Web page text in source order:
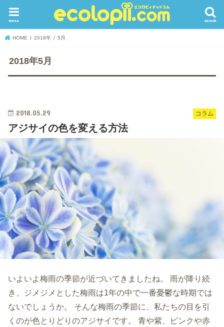
search
menu
HOME 2018年 5月
2018年5月
2018.05.29 コラム
アジサイの色を変える方法
いよいよ梅雨の季節が近づいてきましたね。 雨が降り続
き、ジメジメとした梅雨は1年の中で一番憂鬱な時期では
ないでしょうか。 そんな梅雨の季節に、私たちの目を引
くのが色とりどりのアジサイです。 青や紫、ピンクや赤